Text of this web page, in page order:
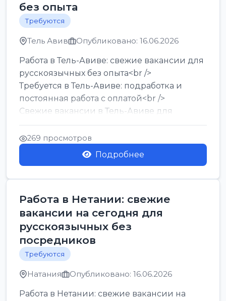
без опыта
Требуются
Тель Авив Опубликовано: 16.06.2026
Работа в Тель-Авиве: свежие вакансии для
русскоязычных без опыта<br />
Требуется в Тель-Авиве: подработка и
постоянная работа с оплатой<br />
Свежие вакансии в Тель-Авиве для
мужчин и женщин от хозя...
269 просмотров
Подробнее
Работа в Нетании: свежие
вакансии на сегодня для
русскоязычных без
посредников
Требуются
Натания Опубликовано: 16.06.2026
Работа в Нетании: свежие вакансии на